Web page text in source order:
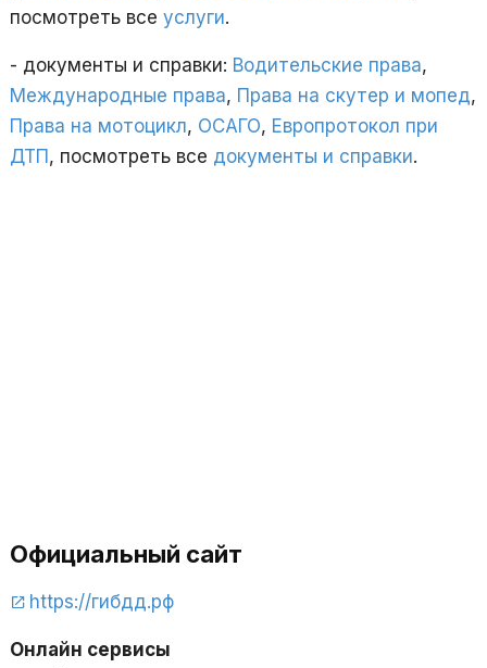
посмотреть все услуги.
- документы и справки: Водительские права,
Международные права, Права на скутер и мопед,
Права на мотоцикл, ОСАГО, Европротокол при
ДТП , посмотреть все документы и справки.
Официальный сайт
https://гибдд.рф
Онлайн сервисы